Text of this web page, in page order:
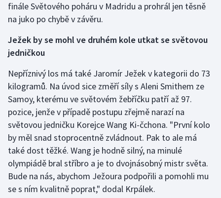
Ragby
Rychlobruslení
Short track
Sportovní střelba
Stolní tenis
Triatlon
Veslování
finále Světového poháru v Madridu a prohrál jen těsně
na juko po chybě v závěru.
Ježek by se mohl ve druhém kole utkat se světovou
jedničkou
Nepříznivý los má také Jaromír Ježek v kategorii do 73
kilogramů. Na úvod sice změří síly s Aleni Smithem ze
Samoy, kterému ve světovém žebříčku patří až 97.
pozice, jenže v případě postupu zřejmě narazí na
světovou jedničku Korejce Wang Ki-čchona. "První kolo
by měl snad stoprocentně zvládnout. Pak to ale má
také dost těžké. Wang je hodně silný, na minulé
olympiádě bral stříbro a je to dvojnásobný mistr světa.
Bude na nás, abychom Ježoura podpořili a pomohli mu
se s ním kvalitně poprat," dodal Krpálek.